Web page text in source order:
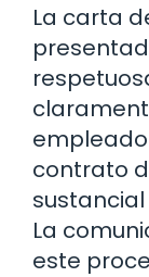
La carta
contrato
La
este